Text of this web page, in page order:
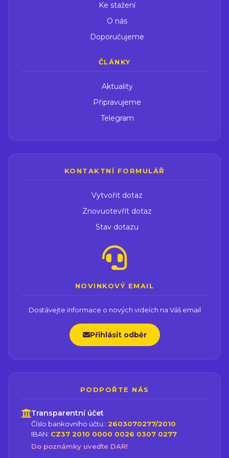
01:51:18 Závěrem 01:56:27 Závěrečné tóny na harfu a
Ke stažení
O nás
Doporučujeme
ČLÁNKY
Aktuality
Připravujeme
Telegram
KONTAKTNÍ FORMULÁŘ
Vytvořit dotaz
Znovuotevřít dotaz
Stav dotazu
NOVINKOVÝ EMAIL
Dostávejte informace o nových videích na Váš email
Přihlásit odběr
PODPOŘTE NÁS
Transparentní účet
Číslo bankovního účtu:: 2603070277/2010
IBAN: CZ37 2010 0000 0026 0307 0277
Do poznámky uveďte DAR!